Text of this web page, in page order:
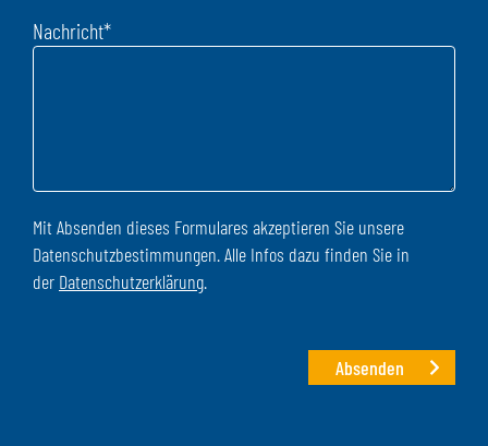
Nachricht*
Mit Absenden dieses Formulares akzeptieren Sie unsere
Datenschutzbestimmungen. Alle Infos dazu finden Sie in
der Datenschutzerklärung.
Absenden